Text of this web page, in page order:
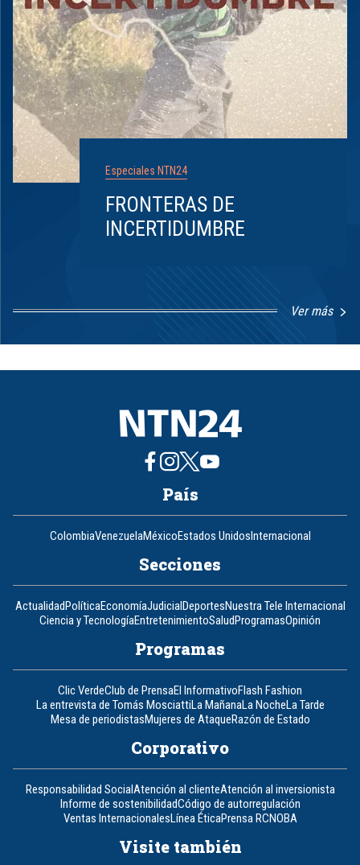
Especiales NTN24
FRONTERAS DE
INCERTIDUMBRE
Ver más
8
País
ColombiaVenezuelaMéxicoEstados UnidosInternacional
Secciones
ActualidadPolíticaEconomíaJudicialDeportesNuestra Tele Internacional
Ciencia y TecnologíaEntretenimientoSaludProgramasOpinión
Programas
Clic VerdeClub de PrensaEl InformativoFlash Fashion
La entrevista de Tomás MosciattiLa MañanaLa NocheLa Tarde
Mesa de periodistasMujeres de AtaqueRazón de Estado
Corporativo
Responsabilidad SocialAtención al clienteAtención al inversionista
Informe de sostenibilidadCódigo de autorregulación
Ventas InternacionalesLínea ÉticaPrensa RCNOBA
Visite también